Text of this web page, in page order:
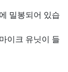
밀봉되어 있습
이크 유닛이 들